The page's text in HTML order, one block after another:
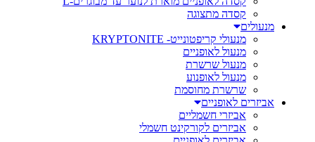
קסדה מתצוגה
מנעולים
מנעולי קריפטונייט- KRYPTONITE
מנעול לאופניים
מנעול שרשרת
מנעול לאופנוע
שרשרת מחוסמת
אביזרים לאופניים
אביזרי חשמליים
אביזרים לקורקינט חשמלי